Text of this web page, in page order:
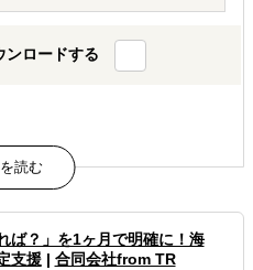
ンロードする
で一気通貫（ワンストップ支
”に強い（想いを言葉と体験へ
性ある設計（クラファン特有
長導線）
ば？」を1ヶ月で明確に！海
支援| 合同会社from TR